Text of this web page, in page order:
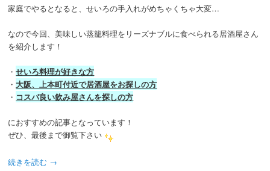
家庭でやるとなると、せいろの手入れがめちゃくちゃ大変…
なので今回、美味しい蒸籠料理をリーズナブルに食べられる居酒屋さん
を紹介します！
・せいろ料理が好きな方
・ 大阪、上本町付近で居酒屋をお探しの方
・ コスパ良い飲み屋さんを探しの方
におすすめの記事となっています！
ぜひ、最後まで御覧下さい
続きを読む →